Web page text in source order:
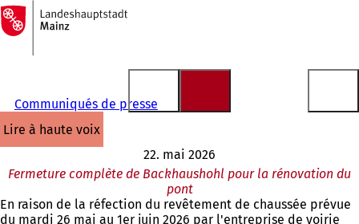
Accéder au contenu
Vers
la
page
d'accueil
Communiqués de presse
lire à haute voix
22. mai 2026
Fermeture complète de Backhaushohl pour la rénovation du
pont
En raison de la réfection du revêtement de chaussée prévue
du mardi 26 mai au 1er juin 2026 par l'entreprise de voirie